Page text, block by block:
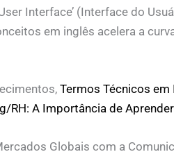
Interface’ (Interface do
em inglês acelera a
Termos Técnicos em
RH: A Importância de Aprender
Globais com a